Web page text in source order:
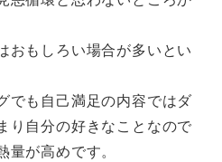
おもしろい場合が多いとい
でも自己満足の内容ではダ
り自分の好きなことなので
が高めです。